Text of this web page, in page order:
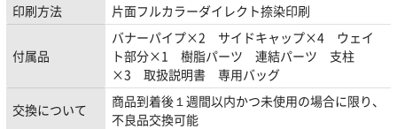
印刷方法
片面フルカラーダイレクト捺染印刷
付属品
バナーパイプ×2 サイドキャップ×4 ウェイ
ト部分×1 樹脂パーツ 連結パーツ 支柱
×3 取扱説明書 専用バッグ
交換について
商品到着後１週間以内かつ未使用の場合に限り、
不良品交換可能